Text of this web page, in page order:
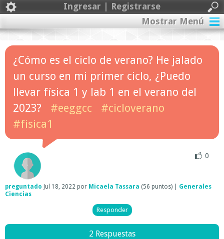
Ingresar | Registrarse
Mostrar Menú
¿Cómo es el ciclo de verano? He jalado
un curso en mi primer ciclo, ¿Puedo
llevar física 1 y lab 1 en el verano del
2023?
#eeggcc
#cicloverano
#fisica1
0
preguntado Jul 18, 2022 por Micaela Tassara (56 puntos)
Generales
Ciencias
2 Respuestas